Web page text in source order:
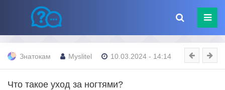
Знатокам Myslitel 10.03.2024 - 14:14
Что такое уход за ногтями?